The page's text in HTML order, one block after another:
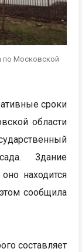
по Московской
сроки
области
Здание
находится
сообщила
составляет